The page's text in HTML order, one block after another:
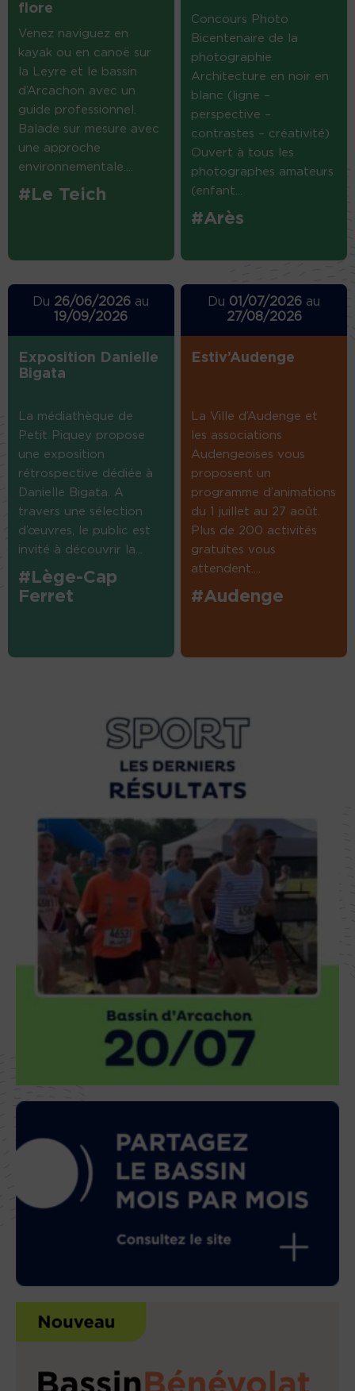
flore
Venez naviguez en
kayak ou en canoë sur
la Leyre et le bassin
d’Arcachon avec un
guide professionnel.
Balade sur mesure avec
une approche
environnementale....
#Le Teich
Concours Photo
Bicentenaire de la
photographie
Architecture en noir en
blanc (ligne –
perspective –
contrastes – créativité)
Ouvert à tous les
photographes amateurs
(enfant...
#Arès
Du 26/06/2026 au
19/09/2026
Exposition Danielle
Bigata
La médiathèque de
Petit Piquey propose
une exposition
rétrospective dédiée à
Danielle Bigata. A
travers une sélection
d’œuvres, le public est
invité à découvrir la...
#Lège-Cap
Ferret
Du 01/07/2026 au
27/08/2026
Estiv’Audenge
La Ville d’Audenge et
les associations
Audengeoises vous
proposent un
programme d’animations
du 1 juillet au 27 août.
Plus de 200 activités
gratuites vous
attendent....
#Audenge